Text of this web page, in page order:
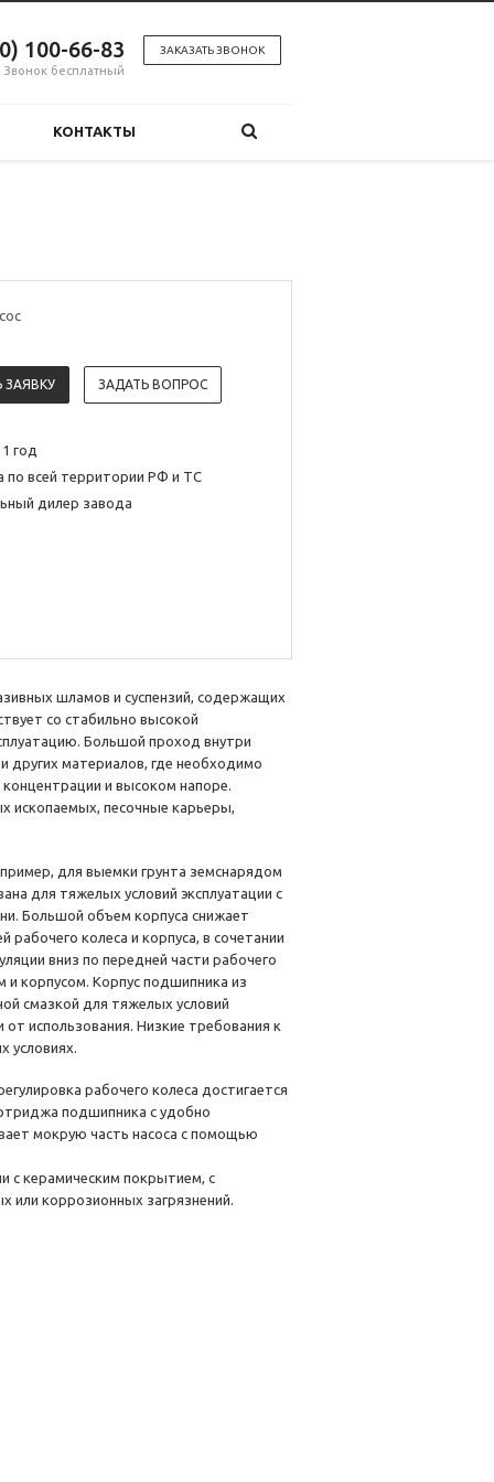
ЗАКАЗАТЬ ЗВОНОК
100-66-83
Звонок бесплатный
КОНТАКТЫ
ЗАЯВКУ ЗАДАТЬ ВОПРОС
год
по всей территории РФ и ТС
дилер завода
шламов и суспензий, содержащих
со стабильно высокой
Большой проход внутри
других материалов, где необходимо
и высоком напоре.
ископаемых, песочные карьеры,
для выемки грунта земснарядом
для тяжелых условий эксплуатации с
Большой объем корпуса снижает
колеса и корпуса, в сочетании
вниз по передней части рабочего
корпусом. Корпус подшипника из
смазкой для тяжелых условий
от использования. Низкие требования к
условиях.
рабочего колеса достигается
подшипника с удобно
мокрую часть насоса с помощью
с керамическим покрытием, с
или коррозионных загрязнений.